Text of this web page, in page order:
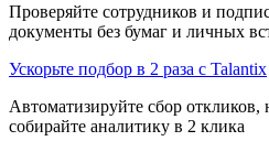
Проверяйте сотрудников и
документы без бумаг и личных
Ускорьте подбор в 2 раза с Talantix
Автоматизируйте сбор откликов,
собирайте аналитику в 2 клика